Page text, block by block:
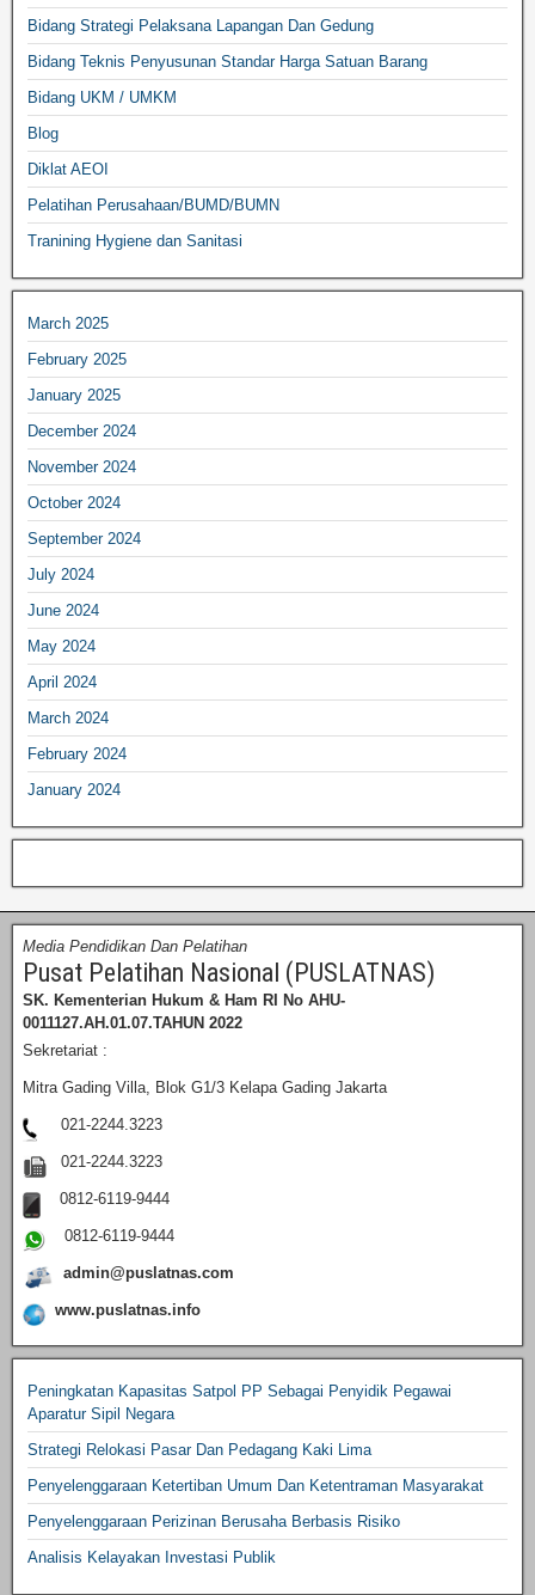
Bidang Strategi Pelaksana Lapangan Dan Gedung
Bidang Teknis Penyusunan Standar Harga Satuan Barang
Bidang UKM / UMKM
Blog
Diklat AEOI
Pelatihan Perusahaan/BUMD/BUMN
Tranining Hygiene dan Sanitasi
March 2025
February 2025
January 2025
December 2024
November 2024
October 2024
September 2024
July 2024
June 2024
May 2024
April 2024
March 2024
February 2024
January 2024
Media Pendidikan Dan Pelatihan
Pusat Pelatihan Nasional (PUSLATNAS)
SK. Kementerian Hukum & Ham RI
No AHU-
0011127.AH.01.07.TAHUN 2022
Sekretariat :
Mitra Gading Villa, Blok G1/3 Kelapa Gading Jakarta
021-2244.3223
021-2244.3223
0812-6119-9444
0812-6119-9444
admin@puslatnas.com
www.puslatnas.info
Peningkatan Kapasitas Satpol PP Sebagai Penyidik Pegawai
Aparatur Sipil Negara
Strategi Relokasi Pasar Dan Pedagang Kaki Lima
Penyelenggaraan Ketertiban Umum Dan Ketentraman Masyarakat
Penyelenggaraan Perizinan Berusaha Berbasis Risiko
Analisis Kelayakan Investasi Publik